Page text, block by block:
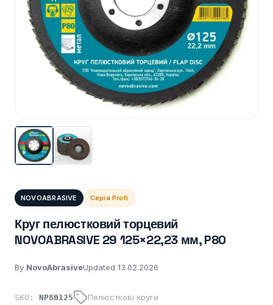
NOVOABRASIVE Серія Profi
Круг пелюстковий торцевий
NOVOABRASIVE 29 125×22,23 мм, P80
By NovoAbrasiveUpdated 13.02.2026
SKU: NP80125 Пелюсткові круги